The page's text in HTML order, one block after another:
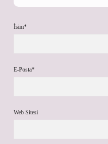
İsim*
E-Posta*
Web Sitesi